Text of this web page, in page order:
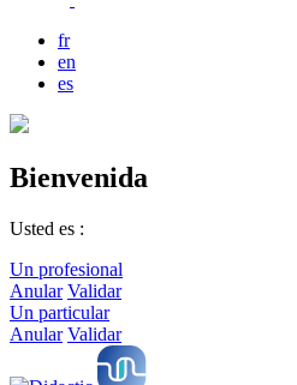
fr
en
es
Bienvenida
Usted es :
Un profesional
Anular Validar
Un particular
Anular Validar